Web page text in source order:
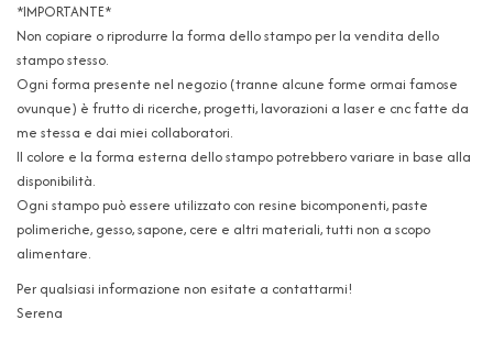
*IMPORTANTE*
Non copiare o riprodurre la forma dello stampo per la vendita dello
stampo stesso.
Ogni forma presente nel negozio (tranne alcune forme ormai famose
ovunque) è frutto di ricerche, progetti, lavorazioni a laser e cnc fatte da
me stessa e dai miei collaboratori.
Il colore e la forma esterna dello stampo potrebbero variare in base alla
disponibilità.
Ogni stampo può essere utilizzato con resine bicomponenti, paste
polimeriche, gesso, sapone, cere e altri materiali, tutti non a scopo
alimentare.
Per qualsiasi informazione non esitate a contattarmi!
Serena